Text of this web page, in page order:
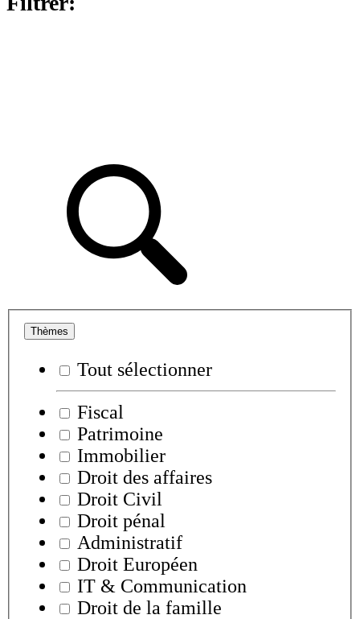
Thèmes
Tout sélectionner
Fiscal
Patrimoine
Immobilier
Droit des affaires
Droit Civil
Droit pénal
Administratif
Droit Européen
IT & Communication
Droit de la famille